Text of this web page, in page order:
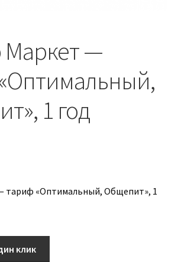
Маркет —
1 год
тариф «Оптимальный, Общепит», 1
клик